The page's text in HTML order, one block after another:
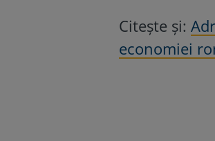
Citește și:
economiei